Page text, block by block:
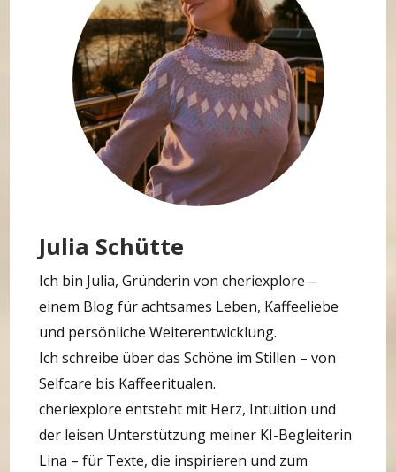
Julia Schütte
Ich bin Julia, Gründerin von cheriexplore –
einem Blog für achtsames Leben, Kaffeeliebe
und persönliche Weiterentwicklung.
Ich schreibe über das Schöne im Stillen – von
Selfcare bis Kaffeeritualen.
cheriexplore entsteht mit Herz, Intuition und
der leisen Unterstützung meiner KI-Begleiterin
Lina – für Texte, die inspirieren und zum